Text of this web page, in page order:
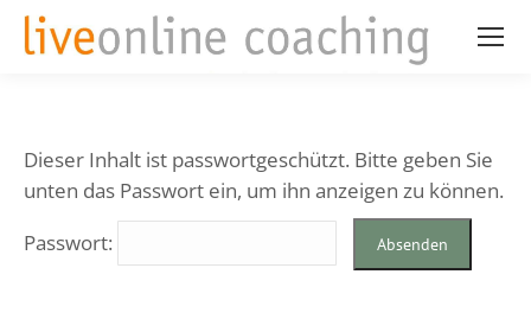
Dieser Inhalt ist passwortgeschützt. Bitte geben Sie
unten das Passwort ein, um ihn anzeigen zu können.
Passwort: